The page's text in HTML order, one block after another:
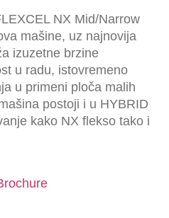
NX Mid/Narrow
mašine, uz najnovija
izuzetne brzine
u radu, istovremeno
u primeni ploča malih
postoji i u HYBRID
kako NX flekso tako i